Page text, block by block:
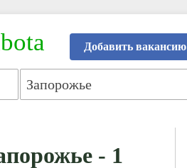
Добавить вакансию
- 1